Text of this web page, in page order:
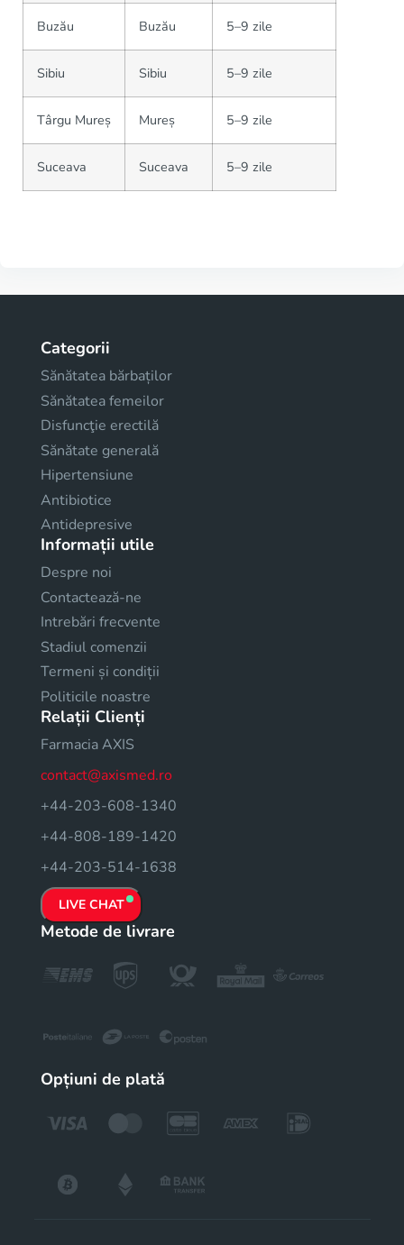
Buzău Buzău 5–9 zile
Sibiu Sibiu 5–9 zile
Târgu Mureș Mureș 5–9 zile
Suceava Suceava 5–9 zile
Categorii
Sănătatea bărbaților
Sănătatea femeilor
Disfuncţie erectilă
Sănătate generală
Hipertensiune
Antibiotice
Antidepresive
Informații utile
Despre noi
Contactează-ne
Intrebări frecvente
Stadiul comenzii
Termeni și condiții
Politicile noastre
Relații Clienți
Farmacia AXIS
contact@axismed.ro
+44-203-608-1340
+44-808-189-1420
+44-203-514-1638
LIVE CHAT
Metode de livrare
Opțiuni de plată